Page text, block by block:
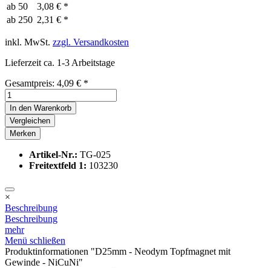
ab 50
3,08 € *
ab 250 2,31 € *
inkl. MwSt. zzgl. Versandkosten
Lieferzeit ca. 1-3 Arbeitstage
Gesamtpreis: 4,09 € *
In den Warenkorb
Vergleichen
Merken
Artikel-Nr.: TG-025
Freitextfeld 1: 103230
×
Beschreibung
Beschreibung
mehr
Menü schließen
Produktinformationen "D25mm - Neodym Topfmagnet mit
Gewinde - NiCuNi"